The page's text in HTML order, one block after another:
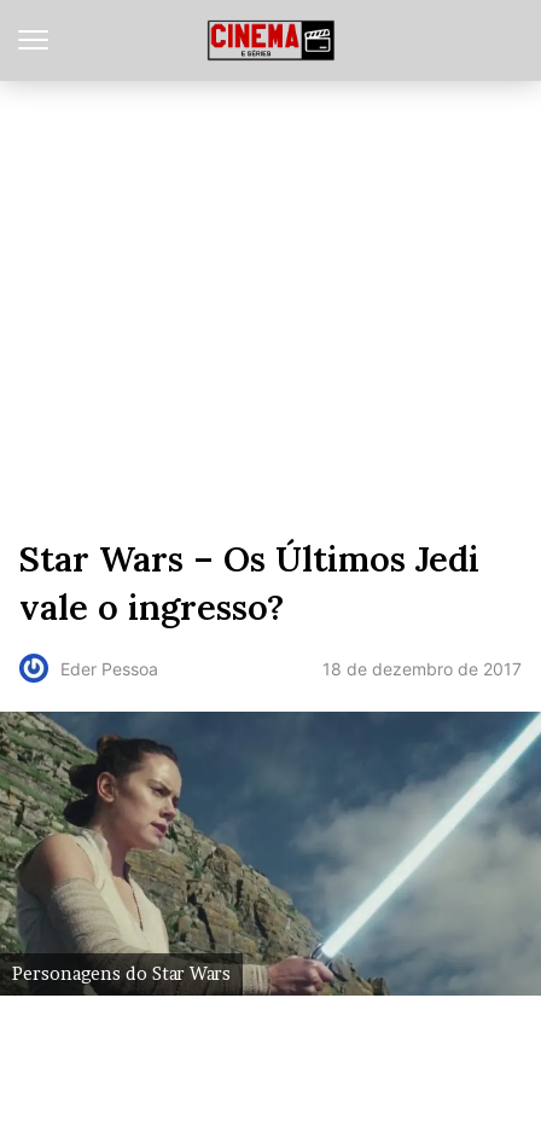
Star Wars – Os Últimos Jedi
vale o ingresso?
Eder Pessoa 18 de dezembro de 2017
Personagens do Star Wars